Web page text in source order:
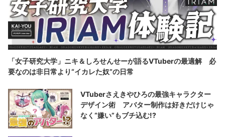
「女子研究大学」ニキ＆しろせんせーが語るVTuberの最適解 必
要なのは非日常より“イカレた奴”の日常
VTuberさえきやひろの最強キャラクター
デザイン術 アバター制作は好きだけじゃ
なく“嫌い”もブチ込む!?